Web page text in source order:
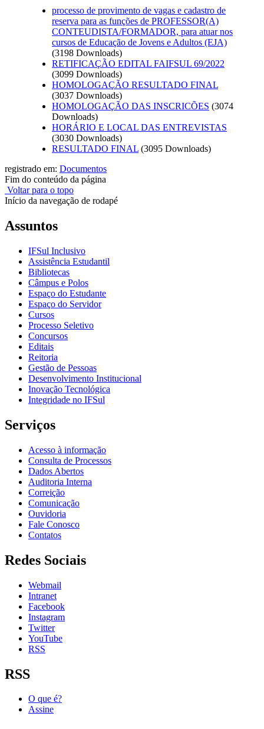
processo de provimento de vagas e cadastro de
reserva para as funções de PROFESSOR(A)
CONTEUDISTA/FORMADOR, para atuar nos
cursos de Educação de Jovens e Adultos (EJA)
(3198 Downloads)
RETIFICAÇÃO EDITAL FAIFSUL 69/2022
(3099 Downloads)
HOMOLOGAÇÃO RESULTADO FINAL
(3037 Downloads)
HOMOLOGAÇÃO DAS INSCRICÕES (3074
Downloads)
HORÁRIO E LOCAL DAS ENTREVISTAS
(3030 Downloads)
RESULTADO FINAL (3095 Downloads)
registrado em: Documentos
Fim do conteúdo da página
Voltar para o topo
Início da navegação de rodapé
Assuntos
IFSul Inclusivo
Assistência Estudantil
Bibliotecas
Câmpus e Polos
Espaço do Estudante
Espaço do Servidor
Cursos
Processo Seletivo
Concursos
Editais
Reitoria
Gestão de Pessoas
Desenvolvimento Institucional
Inovação Tecnológica
Integridade no IFSul
Serviços
Acesso à informação
Consulta de Processos
Dados Abertos
Auditoria Interna
Correição
Comunicação
Ouvidoria
Fale Conosco
Contatos
Redes Sociais
Webmail
Intranet
Facebook
Instagram
Twitter
YouTube
RSS
RSS
O que é?
Assine